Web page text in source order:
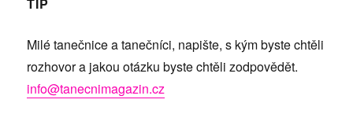
TIP
Milé tanečnice a tanečníci, napište, s kým byste chtěli
rozhovor a jakou otázku byste chtěli zodpovědět.
info@tanecnimagazin.cz